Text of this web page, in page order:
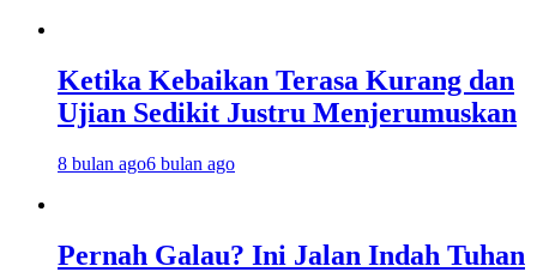
Ketika Kebaikan Terasa Kurang dan
Ujian Sedikit Justru Menjerumuskan
8 bulan ago6 bulan ago
Pernah Galau? Ini Jalan Indah Tuhan